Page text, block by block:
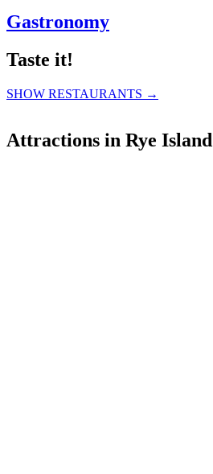
Gastronomy
Taste it!
SHOW RESTAURANTS →
Attractions in Rye Island